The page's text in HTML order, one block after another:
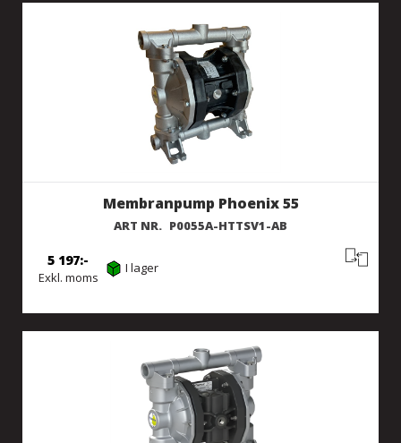
Membranpump Phoenix 55
ART NR. P0055A-HTTSV1-AB
Exkl. moms
5 197 I lager